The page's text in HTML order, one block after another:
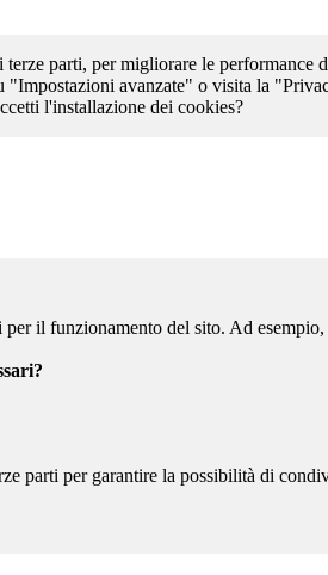
parti, per migliorare le
"Impostazioni avanzate" o visita la
l'installazione dei cookies?
il funzionamento del sito. Ad
parti per garantire la possibilità di